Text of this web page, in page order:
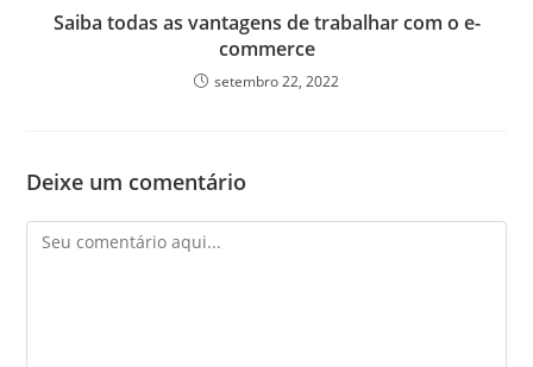
Saiba todas as vantagens de trabalhar com o e-
commerce
setembro 22, 2022
Deixe um comentário
Comentário